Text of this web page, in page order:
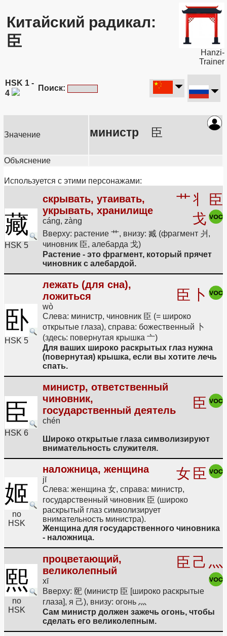
Китайский радикал:
臣
Hanzi-
Trainer
HSK 1 -
4
Поиск:
Значение министр 臣
Объяснение
Используется с этими персонажами:
藏
HSK 5
скрывать, утаивать,
укрывать, хранилище
cáng, zàng
艹丬
臣
戈
Вверху: растение 艹, внизу: 臧 (фрагмент 爿,
чиновник 臣, алебарда 戈)
Растение - это фрагмент, который прячет
чиновник с алебардой.
卧
HSK 5
лежать (для сна),
ложиться
wò
臣 卜
Слева: министр, чиновник 臣 (= широко
открытые глаза), справа: божественный 卜
(здесь: повернутая крышка 亠)
Для ваших широко раскрытых глаз нужна
(повернутая) крышка, если вы хотите лечь
спать.
臣
HSK 6
министр, ответственный
чиновник,
государственный деятель
chén
臣
Широко открытые глаза символизируют
внимательность служителя.
姬
no
HSK
наложница, женщина
jī 女 臣
Слева: женщина 女, справа: министр,
государственный чиновник 臣 (широко
раскрытый глаз символизирует
внимательность министра).
Женщина для государственного чиновника
- наложница.
熙
no
HSK
процветающий,
великолепный
xī
臣 己 灬
Вверху: 巸 (министр 臣 [широко раскрытые
глаза], я 己), внизу: огонь 灬
Сам министр должен зажечь огонь, чтобы
сделать его великолепным.